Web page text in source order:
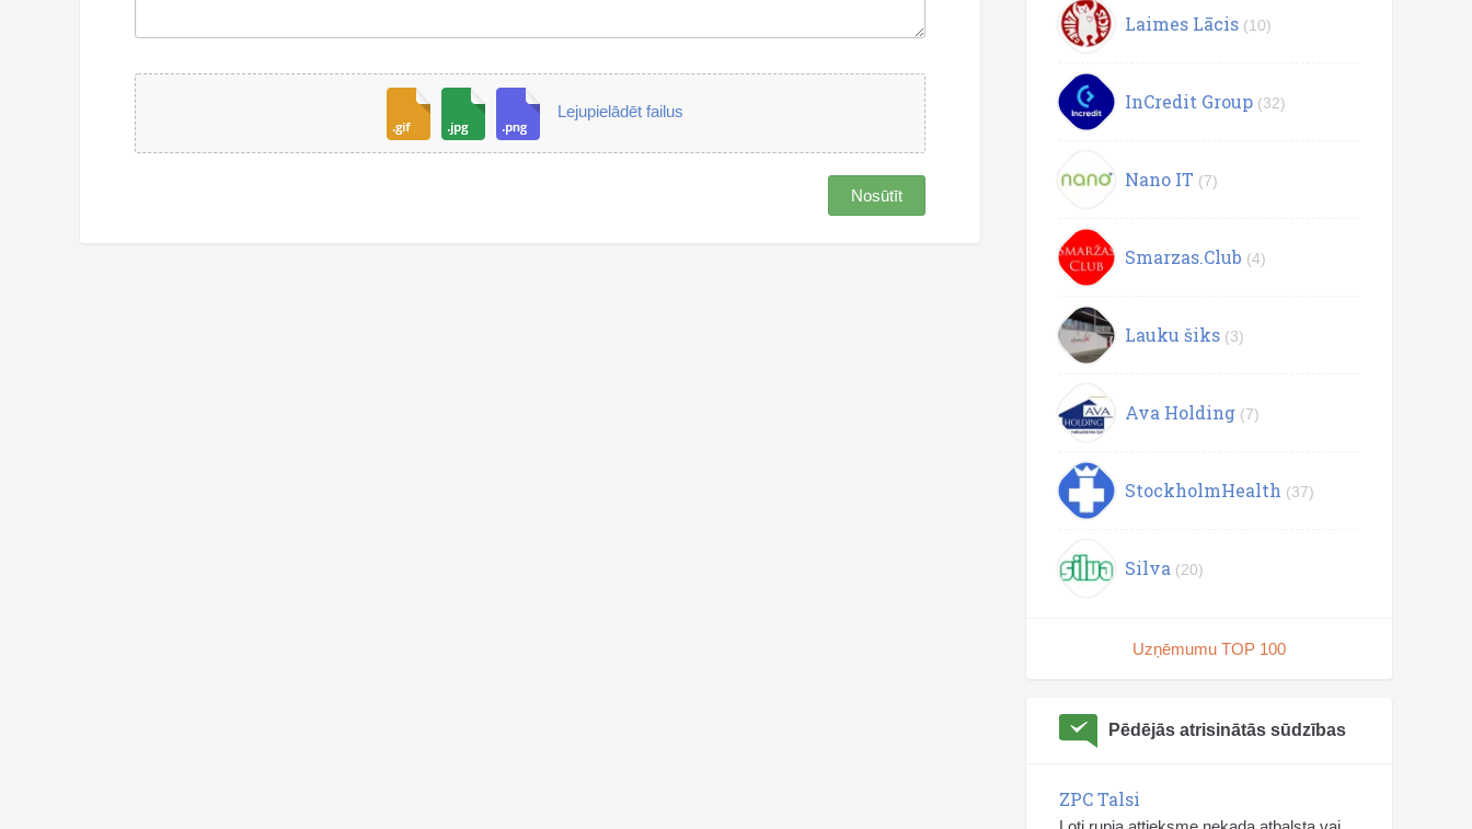
Lejupielādēt failus
Nosūtīt
Laimes Lācis (10)
InCredit Group (32)
Nano IT (7)
Smarzas.Club (4)
Lauku šiks (3)
Ava Holding (7)
StockholmHealth (37)
Silva (20)
Uzņēmumu TOP 100
Pēdējās atrisinātās sūdzības
ZPC Talsi